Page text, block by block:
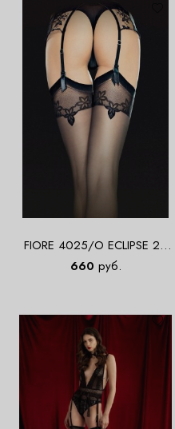
FIORE 4025/O ECLIPSE 20
DEN Чулки
660 руб.